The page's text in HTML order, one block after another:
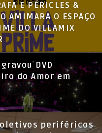
E PÉRICLES &
AMIMARA O ESPAÇO
DO VILLAMIX
DVD
do Amor em
periféricos